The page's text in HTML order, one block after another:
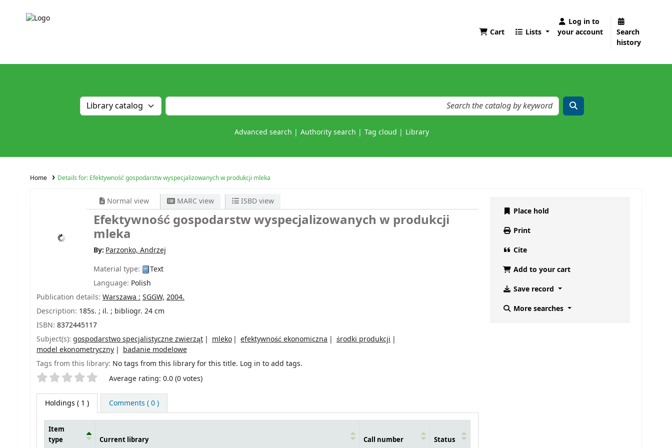
Cart Lists
Log in to
your account
Search
history
Advanced search Authority search Tag cloud Library
Home Details for: Efektywność gospodarstw wyspecjalizowanych w produkcji mleka
Normal view MARC view ISBD view
Efektywność gospodarstw wyspecjalizowanych w produkcji
mleka
By:Parzonko, Andrzej
Material type:
Text
Language: Polish
Publication details: Warszawa : SGGW, 2004.
Description: 185s. ; il. ; bibliogr. 24 cm
ISBN: 8372445117
Subject(s): gospodarstwo specjalistyczne zwierząt mleko efektywność ekonomiczna
środki produkcji
model ekonometryczny
badanie modelowe
Tags from this library: No tags from this library for this title. Log in to add tags.
Star ratings Average rating: 0.0 (0 votes)
Holdings ( 1 ) Comments ( 0 )
Item
type
Current library Call number Status
Place hold
Print
Cite
Add to your cart
Save record
More searches